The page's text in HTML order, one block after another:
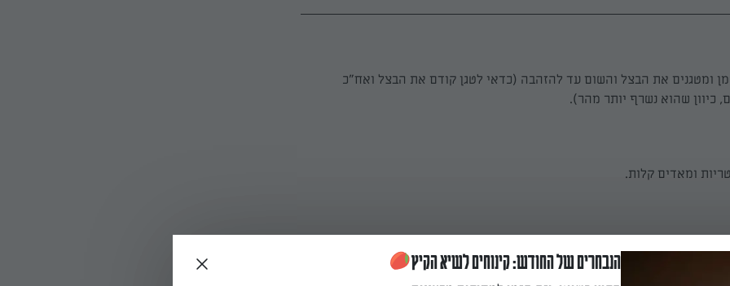
ומטגנים את הבצל והשום עד להזהבה (כדאי לטגן קודם את הבצל ואח"כ
כיוון שהוא נשרף יותר מהר).
ומאדים קלות.
מעט מנוזליהם, מוסיפים את השמנת, מערבבים וממשיכים לבשל על אש
הנבחרים של החודש: קינוחים לשיא הקיץ